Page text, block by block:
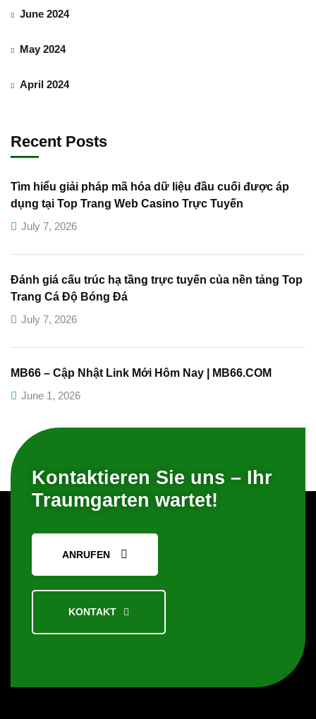
June 2024
May 2024
April 2024
Recent Posts
Tìm hiểu giải pháp mã hóa dữ liệu đầu cuối được áp
dụng tại Top Trang Web Casino Trực Tuyến
July 7, 2026
Đánh giá cấu trúc hạ tầng trực tuyến của nền tảng Top
Trang Cá Độ Bóng Đá
July 7, 2026
MB66 – Cập Nhật Link Mới Hôm Nay | MB66.COM
June 1, 2026
Kontaktieren Sie uns – Ihr
Traumgarten wartet!
ANRUFEN
KONTAKT